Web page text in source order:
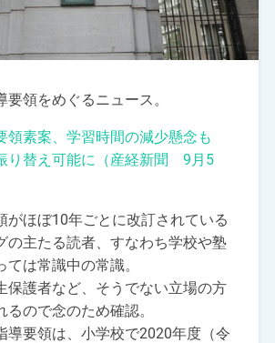
領をめぐるニュース。
領素案、学習時間の減少懸念も
り替え可能に（産経新聞 9月5
ほぼ10年ごとに改訂されている
の主たる読者、すなわち学校や塾
は常識中の常識。
護者など、そうでない立場の方
るので念のため確認。
要領は、小学校で2020年度（令